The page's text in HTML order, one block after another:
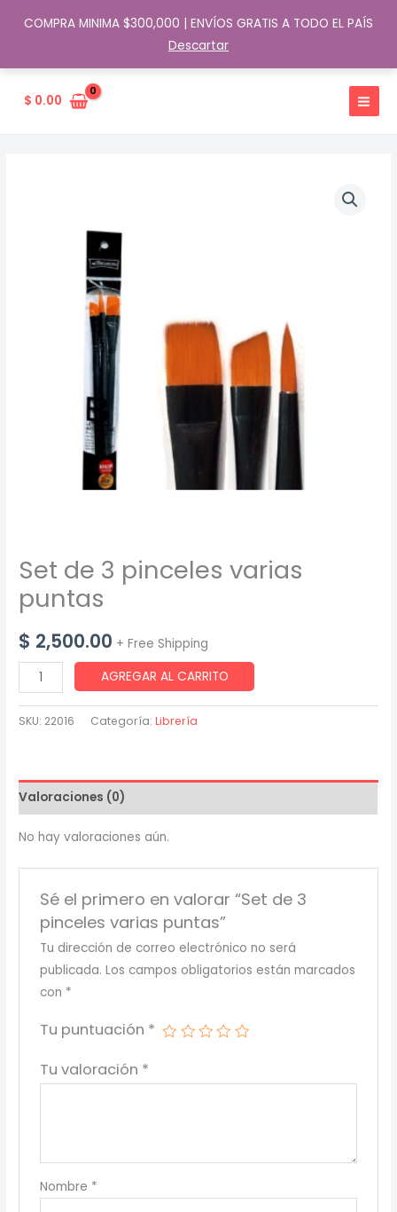
COMPRA MINIMA $300,000 | ENVÍOS GRATIS A TODO EL PAÍS
Descartar
$ 0.00
Set de 3 pinceles varias
puntas
$ 2,500.00 + Free Shipping
de
3
puntas
cantidad
AGREGAR AL CARRITO
SKU: 22016 Categoría:Librería
Valoraciones (0)
No hay valoraciones aún.
Sé el primero en valorar “Set de 3
pinceles varias puntas”
Tu dirección de correo electrónico no será
publicada. Los campos obligatorios están marcados
con *
Tu puntuación *
Tu valoración *
Nombre *